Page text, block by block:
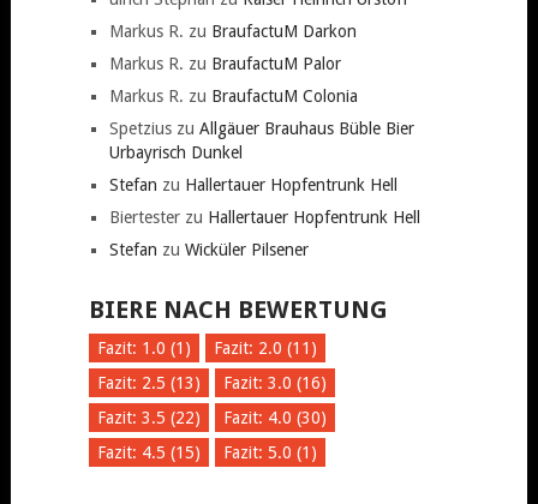
Markus R. zu BraufactuM Darkon
Markus R. zu BraufactuM Palor
Markus R. zu BraufactuM Colonia
Spetziuszu Allgäuer Brauhaus Büble Bier
Urbayrisch Dunkel
Stefan zu Hallertauer Hopfentrunk Hell
Biertesterzu Hallertauer Hopfentrunk Hell
Stefan zu Wicküler Pilsener
BIERE NACH BEWERTUNG
Fazit: 1.0 (1)
Fazit: 2.0 (11)
Fazit: 2.5 (13)
Fazit: 3.0 (16)
Fazit: 3.5 (22)
Fazit: 4.0 (30)
Fazit: 4.5 (15)
Fazit: 5.0 (1)